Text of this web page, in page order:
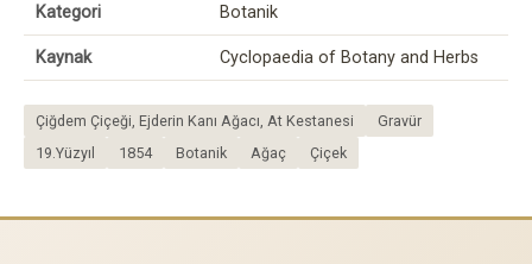
Kategori Botanik
Kaynak Cyclopaedia of Botany and Herbs
Çiğdem Çiçeği, Ejderin Kanı Ağacı, At Kestanesi
Gravür
19.Yüzyıl
1854 Botanik Ağaç Çiçek